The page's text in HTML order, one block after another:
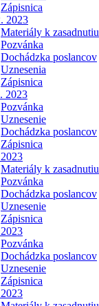
Zápisnica
2023
Materiály k zasadnutiu
Pozvánka
Dochádzka poslancov
Uznesenia
Zápisnica
2023
Pozvánka
Uznesenie
Dochádzka poslancov
Zápisnica
Materiály k zasadnutiu
Pozvánka
Dochádzka poslancov
Uznesenie
Zápisnica
Pozvánka
Dochádzka poslancov
Uznesenie
Zápisnica